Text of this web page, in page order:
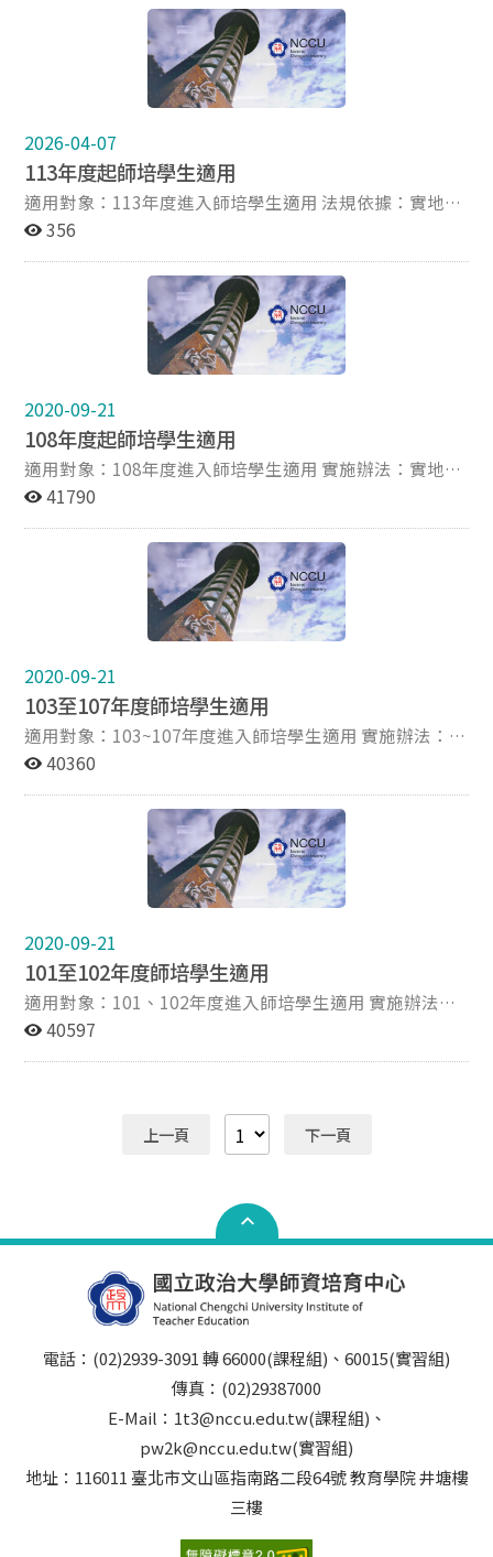
2026-04-07
113年度起師培學生適用
適用對象：113年度進入師培學生適用 法規依據：實地學
習實施辦法(法規連結) 112.11.22修訂 相關表單(表格下
實地學習認證表 認證時數：實地見習、試教、實習、學習
扶助、課業輔導、通過數位教學能力檢測或服務學習，共
完成之實地學習項目，請下載實地學習認證表填妥，經實
地學習單位核章後，20小時均完成後，繳交至本中心課程
組辦理認證。
356
2020-09-21
108年度起師培學生適用
適用對象：108年度進入師培學生適用 實施辦法：實地學
習實施辦法(請見附件) 108.1.15修訂 相關表單：申請書
附》、機構單位同意書(請見附件)《實地學習機構單位有
要求者檢附》、實地學習認證表(請見附件) 認證時數：實
地見習、試教、實習、補救教學、課業輔導或服務學習，
共10小時。※研習時數及服務學習課程不再列為實地學習
時數採認項目。詳細規定請詳參實地學習實施辦法 。 認
妥，經實地學習單位核章後，10小時均完成後，繳交至本
中心課程組辦理認證。
41790
2020-09-21
103至107年度師培學生適用
適用對象：103~107年度進入師培學生適用 實施辦法：實
地學習實施辦法(請見附件) 105.10.05修訂 相關表單：申
附》、機構單位同意書(請見附件)《實地學習機構單位有
要求者檢附》103~107年認證採用手冊登記。 認證時數：
實地見習、試教、實習、補救教學、課業輔導或服務學
習、教育研習，共54小時。詳細規定請詳參實地學習實施
中心課程組辦理認證。
40360
2020-09-21
101至102年度師培學生適用
適用對象：101、102年度進入師培學生適用 實施辦法：
教育服務暨研習實施辦法(請見附件) 102.11.25修訂 時數
小時 ※1和2時數不可互抵。 認證方式：於完成教育服
務或研習時數後下載時數證明書填妥，經辦理教育服務或
40597
上一頁 下一頁
電話：(02)2939-3091 轉 66000(課程組)、60015(實習組)
傳真：(02)29387000
E-Mail：1t3@nccu.edu.tw(課程組)、
pw2k@nccu.edu.tw(實習組)
地址：116011 臺北市文山區指南路二段64號 教育學院 井塘樓
三樓